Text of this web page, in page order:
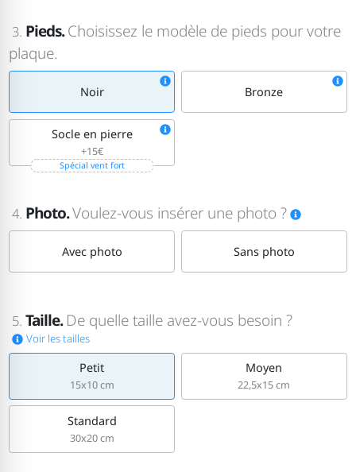
3. Pieds.Choisissez le modèle de pieds pour votre
plaque.
Noir Bronze
Socle en pierre
+15€
Spécial vent fort
4. Photo.Voulez-vous insérer une photo ?
Avec photo Sans photo
5. Taille. De quelle taille avez-vous besoin ?
Voir les tailles
Petit
15x10 cm
Moyen
22,5x15 cm
Standard
30x20 cm